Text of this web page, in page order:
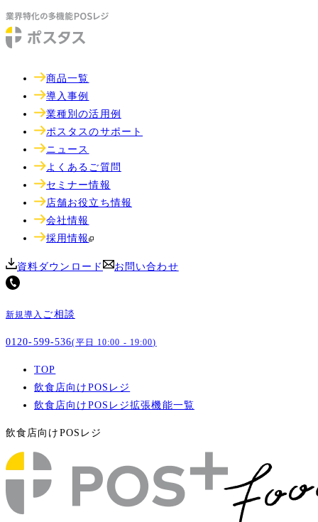
商品一覧
導入事例
業種別の活用例
ポスタスのサポート
ニュース
よくあるご質問
セミナー情報
店舗お役立ち情報
会社情報
採用情報
資料ダウンロード お問い合わせ
新規導入 ご相談
0120-599-536(平日 10:00 - 19:00)
TOP
飲食店向けPOSレジ
飲食店向けPOSレジ拡張機能一覧
飲食店向けPOSレジ